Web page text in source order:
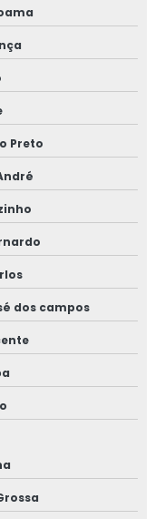
e pânico
pânico
e pânico
Preto
dos campos